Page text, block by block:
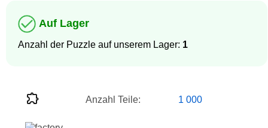
Auf Lager
Anzahl der Puzzle auf unserem Lager: 1
Anzahl Teile: 1 000